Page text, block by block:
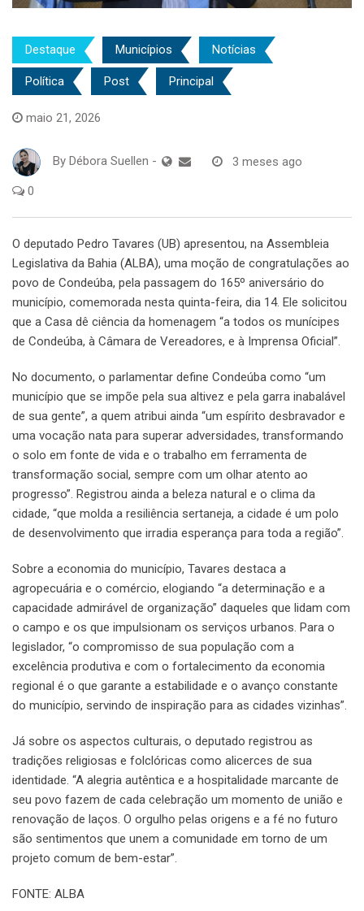
Destaque Municípios Notícias
Política Post Principal
maio 21, 2026
By Débora Suellen - 3 meses ago
0
O deputado Pedro Tavares (UB) apresentou, na Assembleia
Legislativa da Bahia (ALBA), uma moção de congratulações ao
povo de Condeúba, pela passagem do 165º aniversário do
município, comemorada nesta quinta-feira, dia 14. Ele solicitou
que a Casa dê ciência da homenagem “a todos os munícipes
de Condeúba, à Câmara de Vereadores, e à Imprensa Oficial”.
No documento, o parlamentar define Condeúba como “um
município que se impõe pela sua altivez e pela garra inabalável
de sua gente”, a quem atribui ainda “um espírito desbravador e
uma vocação nata para superar adversidades, transformando
o solo em fonte de vida e o trabalho em ferramenta de
transformação social, sempre com um olhar atento ao
progresso”. Registrou ainda a beleza natural e o clima da
cidade, “que molda a resiliência sertaneja, a cidade é um polo
de desenvolvimento que irradia esperança para toda a região”.
Sobre a economia do município, Tavares destaca a
agropecuária e o comércio, elogiando “a determinação e a
capacidade admirável de organização” daqueles que lidam com
o campo e os que impulsionam os serviços urbanos. Para o
legislador, “o compromisso de sua população com a
excelência produtiva e com o fortalecimento da economia
regional é o que garante a estabilidade e o avanço constante
do município, servindo de inspiração para as cidades vizinhas”.
Já sobre os aspectos culturais, o deputado registrou as
tradições religiosas e folclóricas como alicerces de sua
identidade. “A alegria autêntica e a hospitalidade marcante de
seu povo fazem de cada celebração um momento de união e
renovação de laços. O orgulho pelas origens e a fé no futuro
são sentimentos que unem a comunidade em torno de um
projeto comum de bem-estar”.
FONTE: ALBA